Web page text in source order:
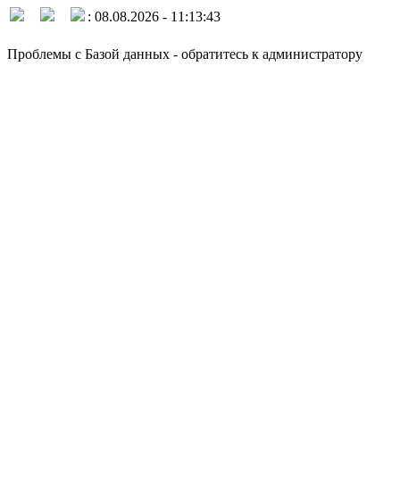
: 08.08.2026 - 11:13:43
Проблемы с Базой данных - обратитесь к администратору